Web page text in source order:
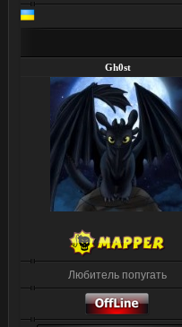
Gh0st
Любитель попугать